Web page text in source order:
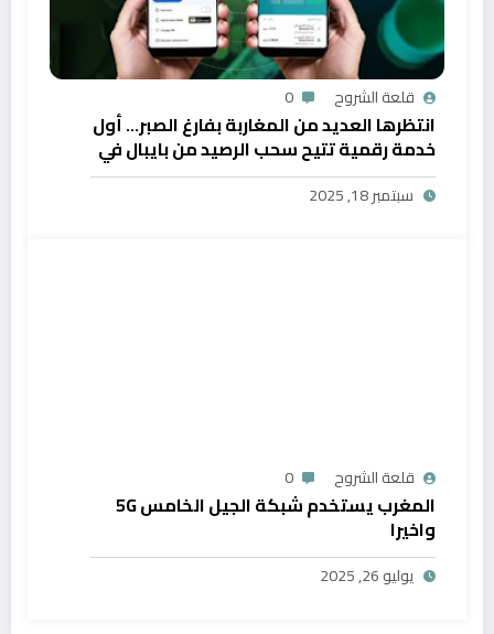
قلعة الشروح 0
انتظرها العديد من المغاربة بفارغ الصبر… أول
خدمة رقمية تتيح سحب الرصيد من بايبال في
المغرب
سبتمبر 18, 2025
قلعة الشروح 0
المغرب يستخدم شبكة الجيل الخامس 5G
واخيرا
يوليو 26, 2025